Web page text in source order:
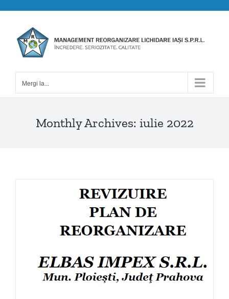
content
Mergi la...
Monthly Archives: iulie 2022